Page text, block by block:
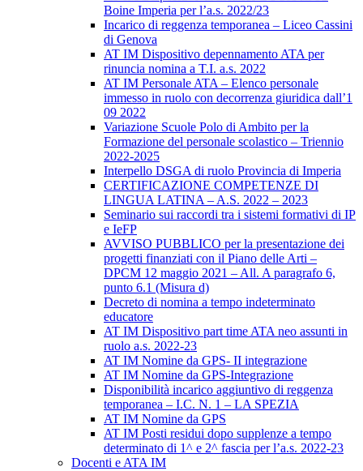
Boine Imperia per l’a.s. 2022/23
Incarico di reggenza temporanea – Liceo Cassini
di Genova
AT IM Dispositivo depennamento ATA per
rinuncia nomina a T.I. a.s. 2022
AT IM Personale ATA – Elenco personale
immesso in ruolo con decorrenza giuridica dall’1
09 2022
Variazione Scuole Polo di Ambito per la
Formazione del personale scolastico – Triennio
2022-2025
Interpello DSGA di ruolo Provincia di Imperia
CERTIFICAZIONE COMPETENZE DI
LINGUA LATINA – A.S. 2022 – 2023
Seminario sui raccordi tra i sistemi formativi di IP
e IeFP
AVVISO PUBBLICO per la presentazione dei
progetti finanziati con il Piano delle Arti –
DPCM 12 maggio 2021 – All. A paragrafo 6,
punto 6.1 (Misura d)
Decreto di nomina a tempo indeterminato
educatore
AT IM Dispositivo part time ATA neo assunti in
ruolo a.s. 2022-23
AT IM Nomine da GPS- II integrazione
AT IM Nomine da GPS-Integrazione
Disponibilità incarico aggiuntivo di reggenza
temporanea – I.C. N. 1 – LA SPEZIA
AT IM Nomine da GPS
AT IM Posti residui dopo supplenze a tempo
determinato di 1^ e 2^ fascia per l’a.s. 2022-23
Docenti e ATA IM